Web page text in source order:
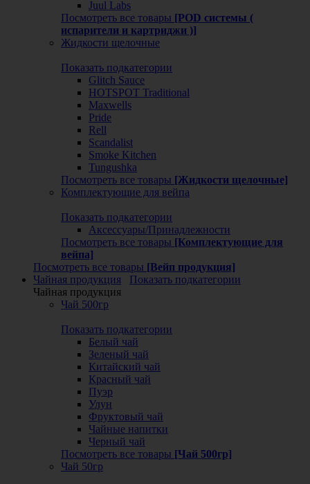
Juul Labs
Посмотреть все товары [POD системы (
испарители и картриджи )]
Жидкости щелочные
Показать подкатегории
Glitch Sauce
HOTSPOT Traditional
Maxwells
Pride
Rell
Scandalist
Smoke Kitchen
Tungushka
Посмотреть все товары [Жидкости щелочные]
Комплектующие для вейпа
Показать подкатегории
Аксессуары/Принадлежности
Посмотреть все товары [Комплектующие для
вейпа]
Посмотреть все товары [Вейп продукция]
Чайная продукция
Показать подкатегории
Чайная продукция
Чай 500гр
Показать подкатегории
Белый чай
Зеленый чай
Китайский чай
Красный чай
Пуэр
Улун
Фруктовый чай
Чайные напитки
Черный чай
Посмотреть все товары [Чай 500гр]
Чай 50гр